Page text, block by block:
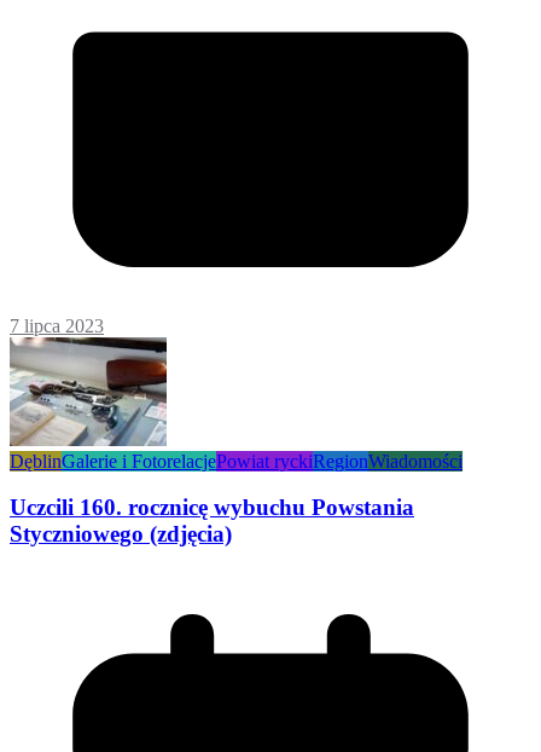
7 lipca 2023
DęblinGalerie i FotorelacjePowiat ryckiRegionWiadomości
Uczcili 160. rocznicę wybuchu Powstania
Styczniowego (zdjęcia)